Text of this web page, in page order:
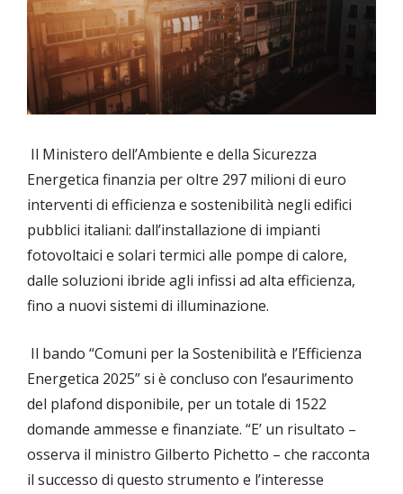
Il Ministero dell’Ambiente e della Sicurezza
Energetica finanzia per oltre 297 milioni di euro
interventi di efficienza e sostenibilità negli edifici
pubblici italiani: dall’installazione di impianti
fotovoltaici e solari termici alle pompe di calore,
dalle soluzioni ibride agli infissi ad alta efficienza,
fino a nuovi sistemi di illuminazione.
Il bando “Comuni per la Sostenibilità e l’Efficienza
Energetica 2025” si è concluso con l’esaurimento
del plafond disponibile, per un totale di 1522
domande ammesse e finanziate. “E’ un risultato –
osserva il ministro Gilberto Pichetto – che racconta
il successo di questo strumento e l’interesse